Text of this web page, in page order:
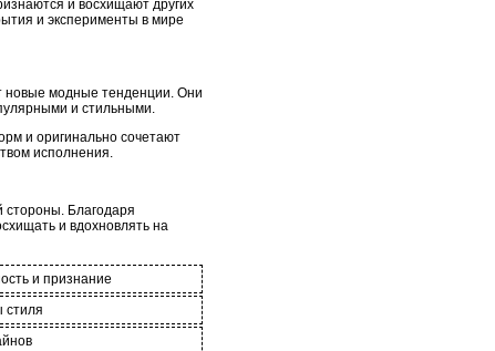
и восхищают других
и эксперименты в мире
новые модные тенденции. Они
и стильными.
и оригинально сочетают
исполнения.
стороны. Благодаря
и вдохновлять на
и признание
стиля